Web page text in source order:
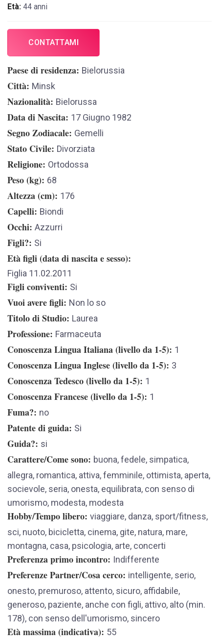
Età: 44 anni
CONTATTAMI
Paese di residenza Bielorussia
Città Minsk
Nazionalità Bielorussa
Data di Nascita 17 Giugno 1982
Segno Zodiacale Gemelli
Stato Civile Divorziata
Religione Ortodossa
Peso (kg) 68
Altezza (cm) 176
Capelli Biondi
Occhi Azzurri
Figli? Si
Età figli (data di nascita e sesso)
Figlia 11.02.2011
Figli conviventi Si
Vuoi avere figli Non lo so
Titolo di Studio Laurea
Professione Farmaceuta
Conoscenza Lingua Italiana (livello da 1-5) 1
Conoscenza Lingua Inglese (livello da 1-5) 3
Conoscenza Tedesco (livello da 1-5) 1
Conoscenza Francese (livello da 1-5) 1
Fuma? no
Patente di guida Si
Guida? si
Carattere/Come sono
buona, fedele, simpatica,
allegra, romantica, attiva, femminile, ottimista, aperta,
socievole, seria, onesta, equilibrata, con senso di
umorismo, modesta, modesta
Hobby/Tempo libero viaggiare, danza, sport/fitness,
sci, nuoto, bicicletta, cinema, gite, natura, mare,
montagna, casa, psicologia, arte, concerti
Preferenza primo incontro Indifferente
Preferenze Partner/Cosa cerco intelligente, serio,
onesto, premuroso, attento, sicuro, affidabile,
generoso, paziente, anche con figli, attivo, alto (min.
178), con senso dell'umorismo, sincero
Età massima (indicativa) 55